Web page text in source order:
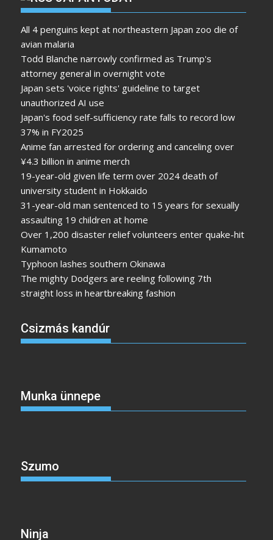
All 4 penguins kept at northeastern Japan zoo die of
avian malaria
Todd Blanche narrowly confirmed as Trump's
attorney general in overnight vote
Japan sets 'voice rights' guideline to target
unauthorized AI use
Japan's food self-sufficiency rate falls to record low
37% in FY2025
Anime fan arrested for ordering and canceling over
¥4.3 billion in anime merch
19-year-old given life term over 2024 death of
university student in Hokkaido
31-year-old man sentenced to 15 years for sexually
assaulting 19 children at home
Over 1,200 disaster relief volunteers enter quake-hit
Kumamoto
Typhoon lashes southern Okinawa
The mighty Dodgers are reeling following 7th
straight loss in heartbreaking fashion
Csizmás kandúr
Munka ünnepe
Szumo
Ninja